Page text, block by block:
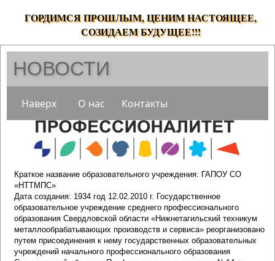
ГОРДИМСЯ ПРОШЛЫМ, ЦЕНИМ НАСТОЯЩЕЕ,
СОЗИДАЕМ БУДУЩЕЕ!!!